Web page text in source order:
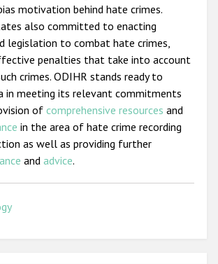
motivation behind hate crimes.
also committed to enacting
legislation to combat hate crimes,
penalties that take into account
crimes. ODIHR stands ready to
in meeting its relevant commitments
of comprehensive resources and
in the area of hate crime recording
as well as providing further
and advice.